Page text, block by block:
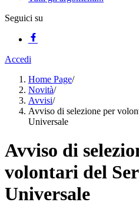
Seguici su
Accedi
Home Page/
Novità/
Avvisi/
Avviso di selezione per
Universale
Avviso di
volontari del
Universale